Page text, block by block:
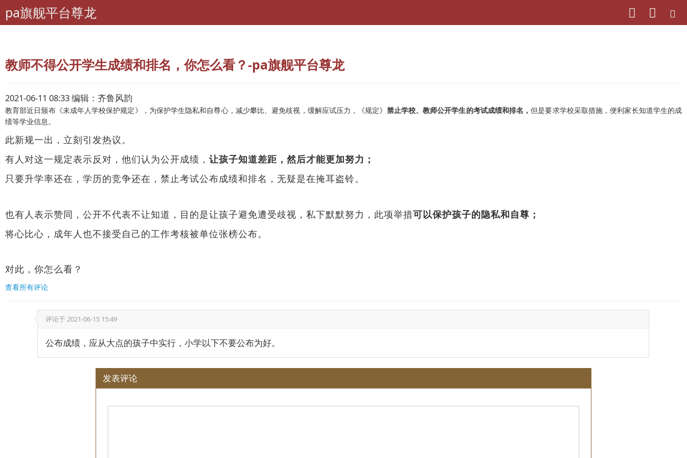
pa旗舰平台尊龙
pa旗舰平台尊龙 专题 调查
教师不得公开学生成绩和排名，你怎么看？-pa旗舰平台尊龙
2021-06-11 08:33 编辑：齐鲁风韵
教育部近日颁布《未成年人学校保护规定》，为保护学生隐私和自尊心，减少攀比、避免歧视，缓解应试压力，《规定》 禁止学校、教师公开学生的考试成绩和排名，但是要求学校采取措施，便利家长知道学生的成
绩等学业信息。
此新规一出，立刻引发热议。
有人对这一规定表示反对，他们认为公开成绩， 让孩子知道差距，然后才能更加努力；
只要升学率还在，学历的竞争还在， 禁止考试公布成绩和排名， 无疑是在掩耳盗铃。
也有人表示赞同，公开不代表不让知道，目的是让孩子避免遭受歧视，私下默默努力，此项举措可以保护孩子的隐私和自尊；
将心比心，成年人也不接受自己的工作考核被单位张榜公布。
对此，你怎么看？
查看所有评论
评论于2021-06-15 15:49
公布成绩，应从大点的孩子中实行，小学以下不要公布为好。
发表评论